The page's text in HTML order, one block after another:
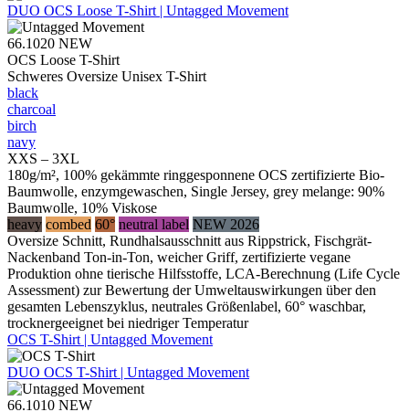
DUO OCS Loose T-Shirt | Untagged Movement
66.1020 NEW
OCS Loose T-Shirt
Schweres Oversize Unisex T-Shirt
black
charcoal
birch
navy
XXS – 3XL
180g/m², 100% gekämmte ringgesponnene OCS zertifizierte Bio-
Baumwolle, enzymgewaschen, Single Jersey, grey melange: 90%
Baumwolle, 10% Viskose
heavy combed 60° neutral label NEW 2026
Oversize Schnitt, Rundhalsausschnitt aus Rippstrick, Fischgrät-
Nackenband Ton-in-Ton, weicher Griff, zertifizierte vegane
Produktion ohne tierische Hilfsstoffe, LCA-Berechnung (Life Cycle
Assessment) zur Bewertung der Umweltauswirkungen über den
gesamten Lebenszyklus, neutrales Größenlabel, 60° waschbar,
trocknergeeignet bei niedriger Temperatur
OCS T-Shirt | Untagged Movement
DUO OCS T-Shirt | Untagged Movement
66.1010 NEW